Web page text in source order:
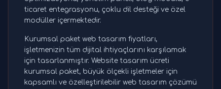
ticaret entegrasyonu, çoklu dil desteği ve özel
modüller içermektedir.
Kurumsal paket web tasarım fiyatları,
işletmenizin tüm dijital ihtiyaçlarını karşılamak
için tasarlanmıştır. Website tasarım ücreti
kurumsal paket, büyük ölçekli işletmeler için
kapsamlı ve özelleştirilebilir web tasarım çözümü